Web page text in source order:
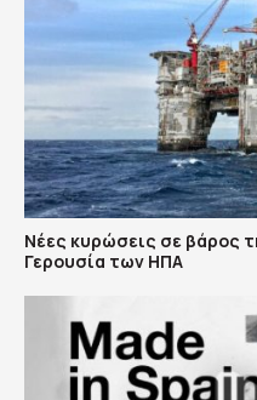
Νέες κυρώσεις σε βάρος
Γερουσία των ΗΠΑ